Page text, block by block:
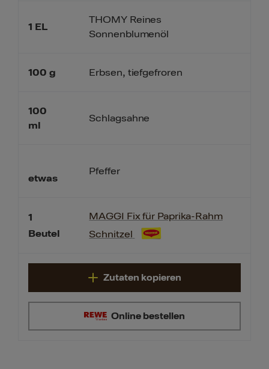
1 EL
100 g
100
ml
etwas
1
Beutel
THOMY Reines
Sonnenblumenöl
Erbsen, tiefgefroren
Schlagsahne
Pfeffer
MAGGI Fix für Paprika-Rahm
Schnitzel
Online bestellen
Zutaten kopieren